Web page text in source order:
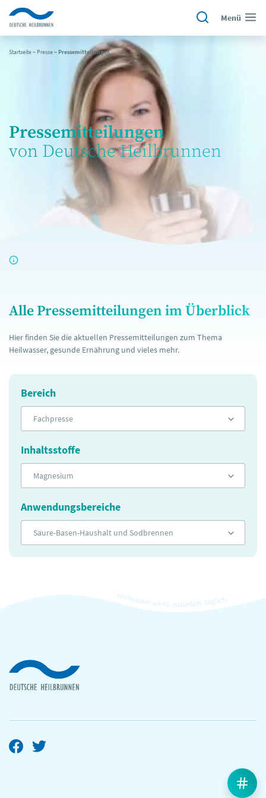
Menü
Startseite~ Presse~Pressemitteilungen
Pressemitteilungen
von Deutsche Heilbrunnen
Alle Pressemitteilungen im Überblick
Hier finden Sie die aktuellen Pressemitteilungen zum Thema
Heilwasser, gesunde Ernährung und vieles mehr.
Bereich
Fachpresse
Inhaltsstoffe
Magnesium
Anwendungsbereiche
Säure-Basen-Haushalt und Sodbrennen